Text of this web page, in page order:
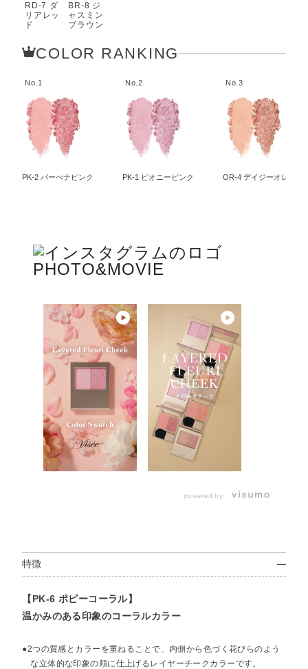
RD-7 ダ
リアレッ
ド
BR-8 ジ
ャスミン
ブラウン
COLOR RANKING
No.1
PK-2 バーべナピンク
No.2
PK-1 ピオニーピンク
No.3
OR-4 デイジーオレンジ
PHOTO&MOVIE
powered by
特徴
【PK-6 ポピーコーラル】
温かみのある印象のコーラルカラー
●2つの質感とカラーを重ねることで、内側から色づく花びらのよう
な立体的な印象の頬に仕上げるレイヤーチークカラーです。